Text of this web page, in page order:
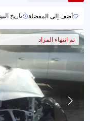
أضف إلى المفضلة تاريخ
تم انتهاء المزاد